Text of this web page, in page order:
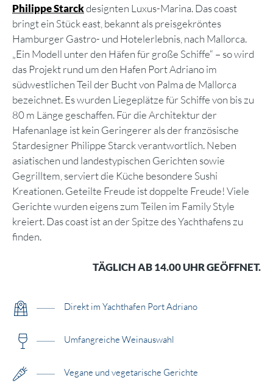
Philippe Starckdesignten Luxus-Marina. Das coast
bringt ein Stück east, bekannt als preisgekröntes
Hamburger Gastro- und Hotelerlebnis, nach Mallorca.
„Ein Modell unter den Häfen für große Schiffe“ – so wird
das Projekt rund um den Hafen Port Adriano im
südwestlichen Teil der Bucht von Palma de Mallorca
bezeichnet. Es wurden Liegeplätze für Schiffe von bis zu
80 m Länge geschaffen. Für die Architektur der
Hafenanlage ist kein Geringerer als der französische
Stardesigner Philippe Starck verantwortlich. Neben
asiatischen und landestypischen Gerichten sowie
Gegrilltem, serviert die Küche besondere Sushi
Kreationen. Geteilte Freude ist doppelte Freude! Viele
Gerichte wurden eigens zum Teilen im Family Style
kreiert. Das coast ist an der Spitze des Yachthafens zu
finden.
TÄGLICH AB 14.00 UHR GEÖFFNET.
Direkt im Yachthafen Port Adriano
Umfangreiche Weinauswahl
Vegane und vegetarische Gerichte